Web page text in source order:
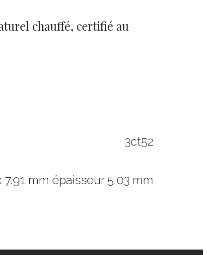
chauffé, certifié au
3ct52
7.91 mm épaisseur 5.03 mm